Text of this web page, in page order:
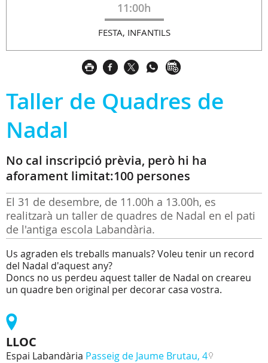
11:00h
FESTA, INFANTILS
Taller de Quadres de
Nadal
No cal inscripció prèvia, però hi ha
aforament limitat:100 persones
El 31 de desembre, de 11.00h a 13.00h, es
realitzarà un taller de quadres de Nadal en el pati
de l'antiga escola Labandària.
Us agraden els treballs manuals? Voleu tenir un record
del Nadal d'aquest any?
Doncs no us perdeu aquest taller de Nadal on creareu
un quadre ben original per decorar casa vostra.
LLOC
Espai Labandària Passeig de Jaume Brutau, 4